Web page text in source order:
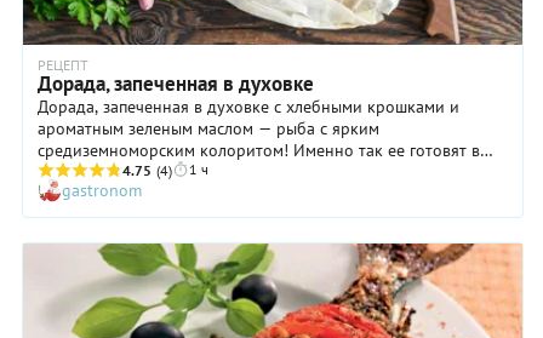
РЕЦЕПТ
Дорада, запеченная в духовке
Дорада, запеченная в духовке с хлебными крошками и
ароматным зеленым маслом — рыба с ярким
средиземноморским колоритом! Именно так ее готовят в
Греции и называют забавным словом «ципура». В самом
способе приготовления запеченной дорады ничего сложного
нет, а вот найти к этому блюду отменные греческие оливки
и хорошее вино — надо еще постараться! Хотя... Если на
вашей кухне уже есть свежая рыбина, вы постарались — и
вам зачтется. Ниже подробно расскажем, какие подготовить
ингредиенты, сколько запекать дораду в духовке и с каким
гарниром готовое блюдо подавать.
4.75 (4) 1 ч
gastronom